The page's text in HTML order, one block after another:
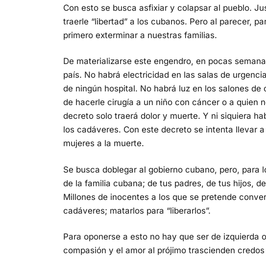
Con esto se busca asfixiar y colapsar al pueblo.
traerle “libertad” a los cubanos. Pero al parecer,
primero exterminar a nuestras familias.
De materializarse este engendro, en pocas
país. No habrá electricidad en las salas de
de ningún hospital. No habrá luz en los salones de
de hacerle cirugía a un niño con cáncer o a quien
decreto solo traerá dolor y muerte. Y ni siquiera
los cadáveres. Con este decreto se intenta llevar
mujeres a la muerte.
Se busca doblegar al gobierno cubano, pero, para
de la familia cubana; de tus padres, de tus hijos,
Millones de inocentes a los que se pretende
cadáveres; matarlos para “liberarlos”.
Para oponerse a esto no hay que ser de izquierda
compasión y el amor al prójimo trascienden